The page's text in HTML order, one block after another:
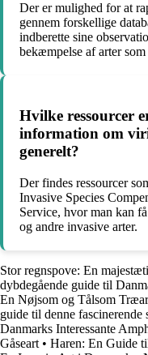
Der er mulighed for at
gennem forskellige
indberette sine
bekæmpelse af arter
Hvilke ressourcer
information om
generelt?
Der findes ressourcer
Invasive Species
Service, hvor man kan
og andre invasive arter.
Stor regnspove: En
dybdegående guide til
En Nøjsom og Tålsom
guide til denne fascinerende
Danmarks Interessante
Gåseart • Haren: En Guide